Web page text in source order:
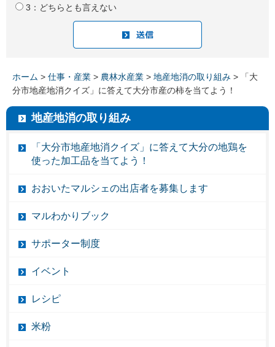
3：どちらとも言えない
ホーム > 仕事・産業 > 農林水産業 > 地産地消の取り組み > 「大
分市地産地消クイズ」に答えて大分市産の柿を当てよう！
地産地消の取り組み
「大分市地産地消クイズ」に答えて大分の地鶏を
使った加工品を当てよう！
おおいたマルシェの出店者を募集します
マルわかりブック
サポーター制度
イベント
レシピ
米粉